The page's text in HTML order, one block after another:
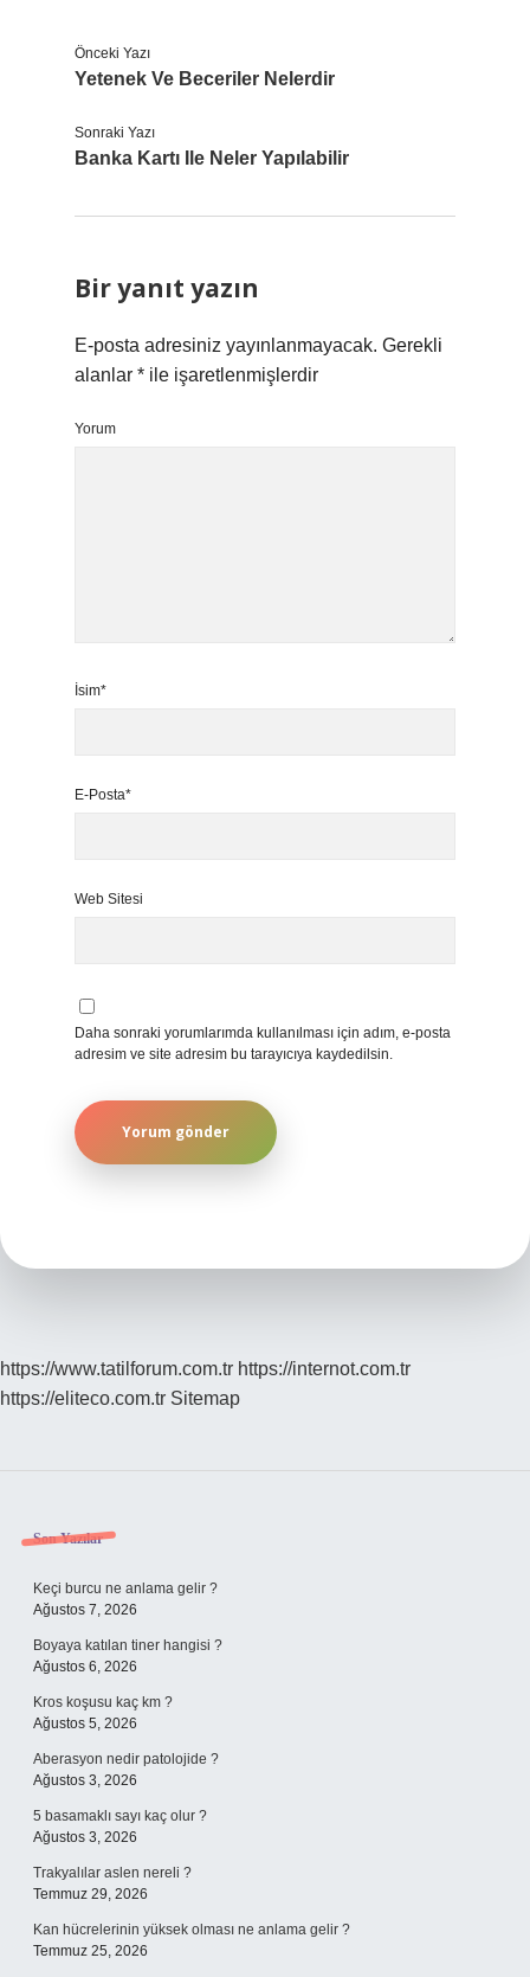
Önceki Yazı
Yetenek Ve Beceriler Nelerdir
Sonraki Yazı
Banka Kartı Ile Neler Yapılabilir
Bir yanıt yazın
E-posta adresiniz yayınlanmayacak. Gerekli
alanlar * ile işaretlenmişlerdir
Yorum
İsim*
E-Posta*
Web Sitesi
Daha sonraki yorumlarımda kullanılması için adım, e-posta
adresim ve site adresim bu tarayıcıya kaydedilsin.
https://www.tatilforum.com.tr https://internot.com.tr
https://eliteco.com.tr Sitemap
Sidebar
Son Yazılar
Keçi burcu ne anlama gelir ?
Ağustos 7, 2026
Boyaya katılan tiner hangisi ?
Ağustos 6, 2026
Kros koşusu kaç km ?
Ağustos 5, 2026
Aberasyon nedir patolojide ?
Ağustos 3, 2026
5 basamaklı sayı kaç olur ?
Ağustos 3, 2026
Trakyalılar aslen nereli ?
Temmuz 29, 2026
Kan hücrelerinin yüksek olması ne anlama gelir ?
Temmuz 25, 2026